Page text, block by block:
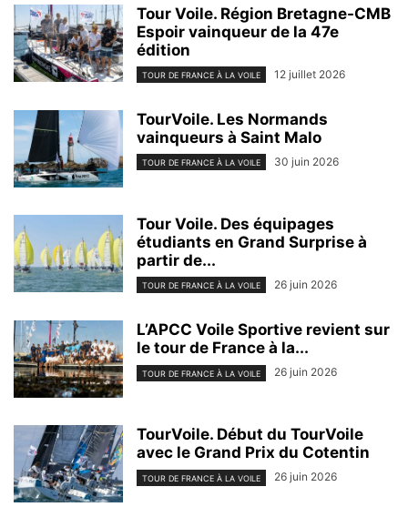
Tour Voile. Région Bretagne-CMB
Espoir vainqueur de la 47e
édition
TOUR DE FRANCE À LA VOILE 12 juillet 2026
TourVoile. Les Normands
vainqueurs à Saint Malo
TOUR DE FRANCE À LA VOILE 30 juin 2026
Tour Voile. Des équipages
étudiants en Grand Surprise à
partir de...
TOUR DE FRANCE À LA VOILE 26 juin 2026
L’APCC Voile Sportive revient sur
le tour de France à la...
TOUR DE FRANCE À LA VOILE 26 juin 2026
TourVoile. Début du TourVoile
avec le Grand Prix du Cotentin
TOUR DE FRANCE À LA VOILE 26 juin 2026